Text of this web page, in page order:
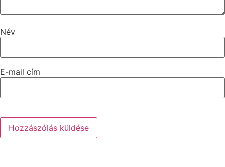
Név
E-mail cím